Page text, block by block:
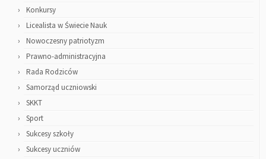
Konkursy
Licealista w Świecie Nauk
Nowoczesny patriotyzm
Prawno-administracyjna
Rada Rodziców
Samorząd uczniowski
SKKT
Sport
Sukcesy szkoły
Sukcesy uczniów